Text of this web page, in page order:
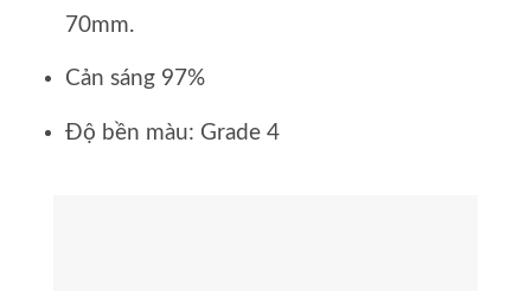
70mm.
Cản sáng 97%
Độ bền màu: Grade 4